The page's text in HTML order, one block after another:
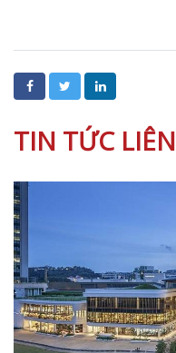
TIN TỨC